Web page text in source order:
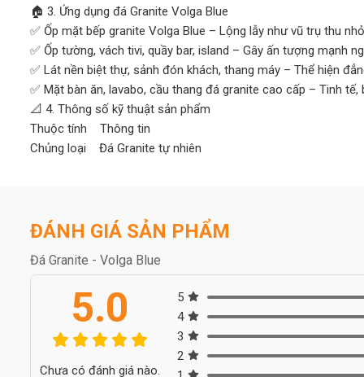
🏠 3. Ứng dụng đá Granite Volga Blue
✅ Ốp mặt bếp granite Volga Blue – Lộng lẫy như vũ trụ thu
✅ Ốp tường, vách tivi, quầy bar, island – Gây ấn tượng mạnh
✅ Lát nền biệt thự, sảnh đón khách, thang máy – Thể hiện
✅ Mặt bàn ăn, lavabo, cầu thang đá granite cao cấp – Tinh tế,
📐 4. Thông số kỹ thuật sản phẩm
Thuộc tính Thông tin
Chủng loại Đá Granite tự nhiên
Bề mặt hoàn thiện Đánh bóng, chống thấm
🤝 Lý do khách hàng chọn mua tại Hoàng Gia Phát
✂️ Cắt, mài theo yêu cầu – Hỗ trợ thiết kế 3D trước khi thi công
💵 Giá cạnh tranh – Giao hàng nhanh – Hỗ trợ thi công toàn
🛡️ Cam kết đúng chất lượng – Hậu mãi bảo hành dài lâu
💬 Tư vấn mẫu đá hợp phong cách – hợp mệnh – hợp ngân
ĐÁNH GIÁ SẢN PHẨM
Đá Granite - Volga Blue
5.0
Chưa có đánh giá nào.
5
4
3
2